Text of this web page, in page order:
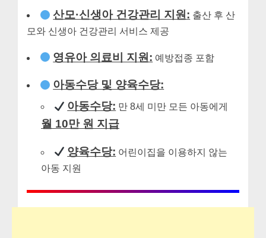
산모·신생아 건강관리 지원: 출산 후 산
모와 신생아 건강관리 서비스 제공
영유아 의료비 지원: 예방접종 포함
아동수당 및 양육수당:
아동수당: 만 8세 미만 모든 아동에게
월 10만 원 지급
양육수당: 어린이집을 이용하지 않는
아동 지원